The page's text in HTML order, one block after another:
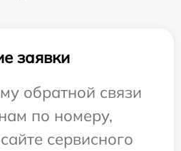
заявки
обратной связи
по номеру,
сервисного